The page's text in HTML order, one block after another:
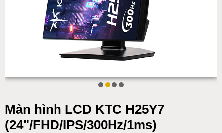
Màn hình LCD KTC H25Y7
(24"/FHD/IPS/300Hz/1ms)